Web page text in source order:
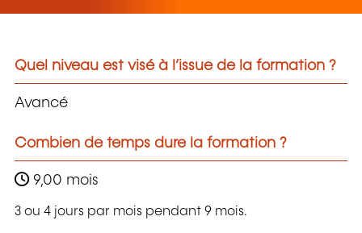
Quel niveau est visé à l’issue de la formation ?
Avancé
Combien de temps dure la formation ?
9,00 mois
3 ou 4 jours par mois pendant 9 mois.